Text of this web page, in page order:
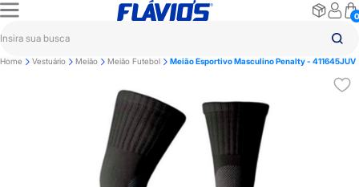
0
Home Vestuário Meião Meião Futebol Meião Esportivo Masculino Penalty - 411645JUV